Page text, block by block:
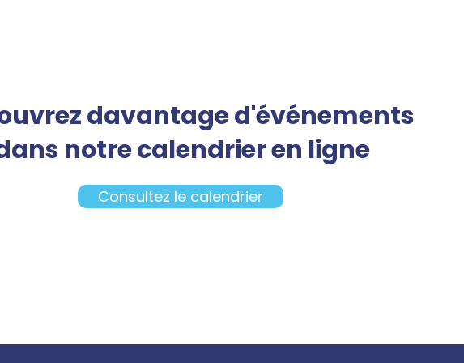
davantage d'événements
notre calendrier en ligne
Consultez le calendrier